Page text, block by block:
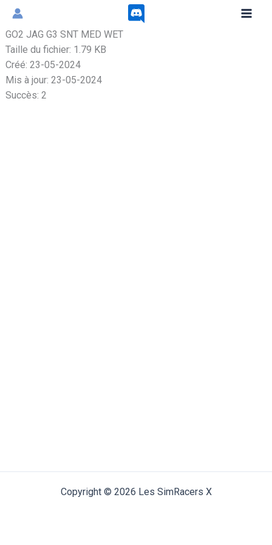
Aller
contenu
GO2 JAG G3 SNT MED WET
Taille du fichier: 1.79 KB
Créé: 23-05-2024
Mis à jour: 23-05-2024
Succès: 2
Copyright © 2026 Les SimRacers X